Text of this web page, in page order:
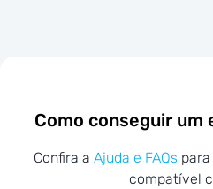
Como conseguir um
Confira a Ajuda e FAQs
compatível